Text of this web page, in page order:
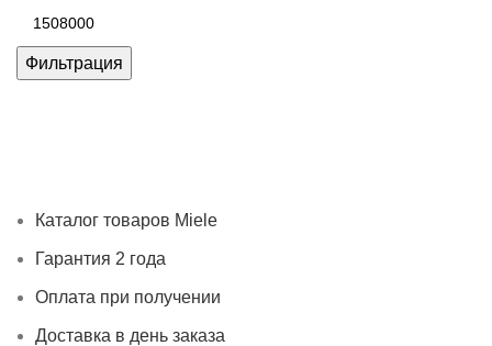
Фильтрация
Каталог товаров Miele
Гарантия 2 года
Оплата при получении
Доставка в день заказа